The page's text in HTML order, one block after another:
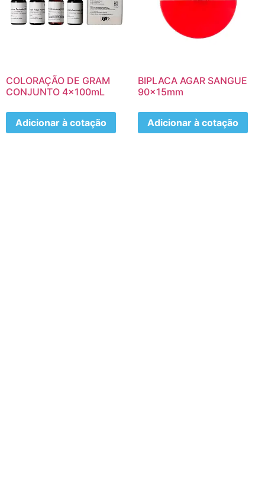
COLORAÇÃO DE GRAM
CONJUNTO 4x100mL
Adicionar à cotação
BIPLACA AGAR SANGUE
90x15mm
Adicionar à cotação